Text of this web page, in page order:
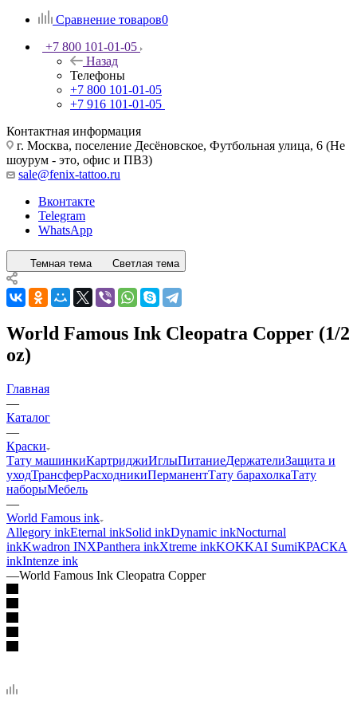
Сравнение товаров0
+7 800 101-01-05
Назад
Телефоны
+7 800 101-01-05
+7 916 101-01-05
Контактная информация
г. Москва, поселение Десёновское, Футбольная улица, 6 (Не
шоурум - это, офис и ПВЗ)
sale@fenix-tattoo.ru
Вконтакте
Telegram
WhatsApp
Темная тема Светлая тема
World Famous Ink Cleopatra Copper (1/2
oz)
Главная
—
Каталог
—
Краски
Тату машинкиКартриджиИглыПитаниеДержателиЗащита и
уходТрансферРасходникиПерманентТату барахолкаТату
наборыМебель
—
World Famous ink
Allegory inkEternal inkSolid inkDynamic inkNocturnal
inkKwadron INXPanthera inkXtreme inkKOKKAI SumiКРАСКА
inkIntenze ink
—World Famous Ink Cleopatra Copper